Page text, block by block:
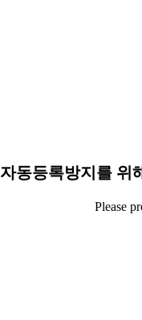
자동등록방지를 위
Please